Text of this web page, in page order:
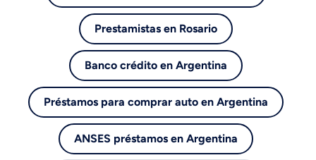
Prestamistas en Rosario
Banco crédito en Argentina
Préstamos para comprar auto en Argentina
ANSES préstamos en Argentina